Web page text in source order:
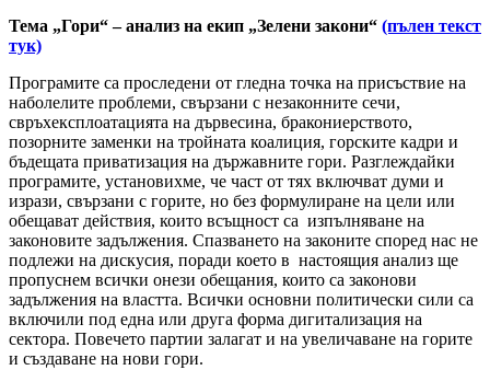
Тема „Гори“ – анализ на екип „Зелени закони“ (пълен текст
тук)
Програмите са проследени от гледна точка на присъствие на
наболелите проблеми, свързани с незаконните сечи,
свръхексплоатацията на дървесина, бракониерството,
позорните заменки на тройната коалиция, горските кадри и
бъдещата приватизация на държавните гори. Разглеждайки
програмите, установихме, че част от тях включват думи и
изрази, свързани с горите, но без формулиране на цели или
обещават действия, които всъщност са изпълняване на
законовите задължения. Спазването на законите според нас не
подлежи на дискусия, поради което в настоящия анализ ще
пропуснем всички онези обещания, които са законови
задължения на властта. Всички основни политически сили са
включили под една или друга форма дигитализация на
сектора. Повечето партии залагат и на увеличаване на горите
и създаване на нови гори.